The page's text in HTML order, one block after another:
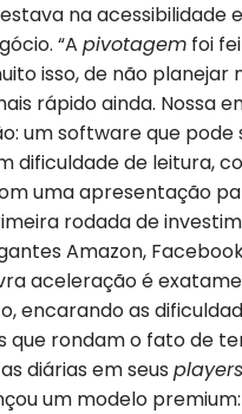
na acessibilidade
“A pivotagem foi
isso, de não
rápido ainda. Nossa
um software que
dificuldade de leitura,
uma apresentação
rodada de
Amazon,
aceleração é
encarando as
rondam o fato de
diárias em seus players
um modelo